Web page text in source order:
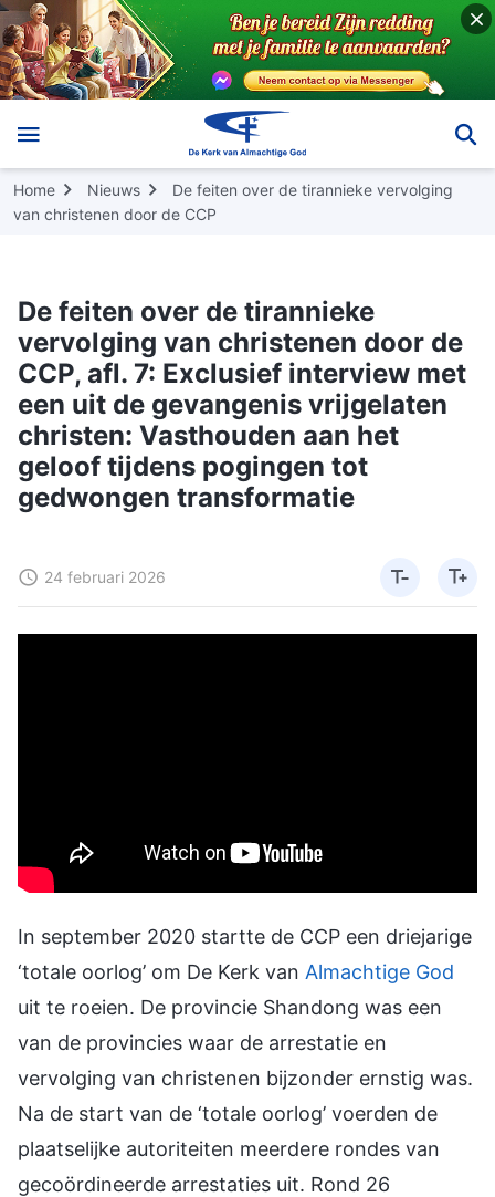
Home Nieuws
De feiten over de tirannieke vervolging
van christenen door de CCP
De feiten over de tirannieke
vervolging van christenen door de
CCP, afl. 7: Exclusief interview met
een uit de gevangenis vrijgelaten
christen: Vasthouden aan het
geloof tijdens pogingen tot
gedwongen transformatie
24 februari 2026
In september 2020 startte de CCP een driejarige
‘totale oorlog’ om De Kerk van Almachtige God
uit te roeien. De provincie Shandong was een
van de provincies waar de arrestatie en
vervolging van christenen bijzonder ernstig was.
Na de start van de ‘totale oorlog’ voerden de
plaatselijke autoriteiten meerdere rondes van
gecoördineerde arrestaties uit. Rond 26